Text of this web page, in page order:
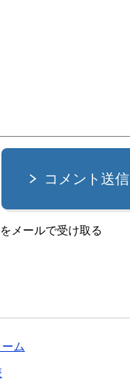
コメント送信
メールで受け取る
ム